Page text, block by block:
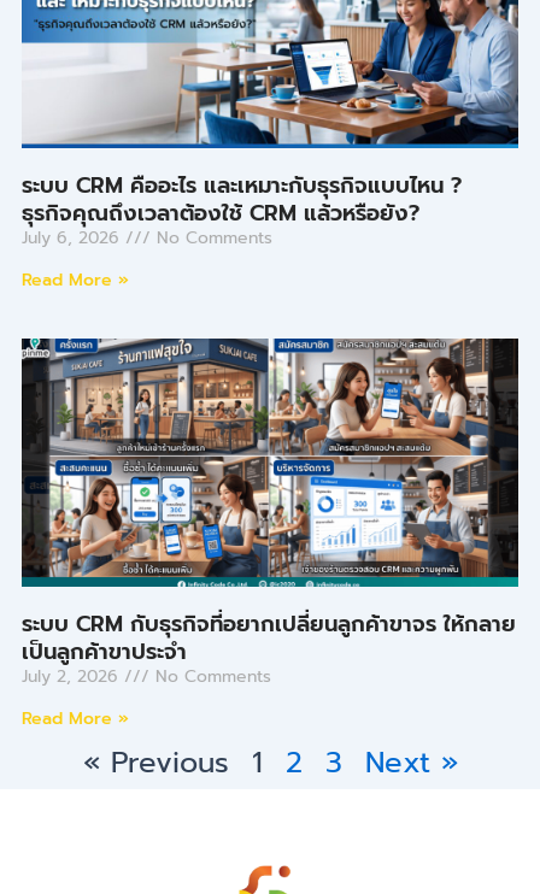
ระบบ CRM คืออะไร และเหมาะกับธุรกิจแบบไหน ?
ธุรกิจคุณถึงเวลาต้องใช้ CRM แล้วหรือยัง?
July 6, 2026
No Comments
Read More »
ระบบ CRM กับธุรกิจที่อยากเปลี่ยนลูกค้าขาจร ให้กลาย
เป็นลูกค้าขาประจำ
July 2, 2026
No Comments
Read More »
« Previous 1 2 3 Next »